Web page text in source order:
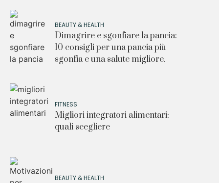
BEAUTY & HEALTH
Dimagrire e sgonfiare la pancia:
10 consigli per una pancia più
sgonfia e una salute migliore.
FITNESS
Migliori integratori alimentari:
quali scegliere
BEAUTY & HEALTH